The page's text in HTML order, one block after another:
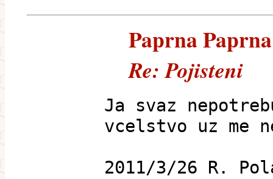
Paprna
Re: Pojisteni
Ja svaz
vcelstvo uz me
2011/3/26 R.